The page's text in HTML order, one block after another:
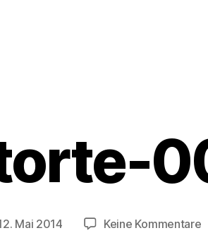
Mai 2014 Keine Kommentare